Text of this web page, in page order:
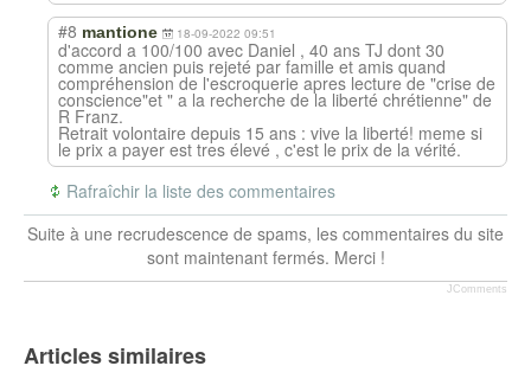
#8 mantione 18-09-2022 09:51
d'accord a 100/100 avec Daniel , 40 ans TJ dont 30
comme ancien puis rejeté par famille et amis quand
compréhension de l'escroquerie apres lecture de "crise de
conscience"et " a la recherche de la liberté chrétienne" de
R Franz.
Retrait volontaire depuis 15 ans : vive la liberté! meme si
le prix a payer est tres élevé , c'est le prix de la vérité.
Rafraîchir la liste des commentaires
Suite à une recrudescence de spams, les commentaires du site
sont maintenant fermés. Merci !
JComments
Articles similaires